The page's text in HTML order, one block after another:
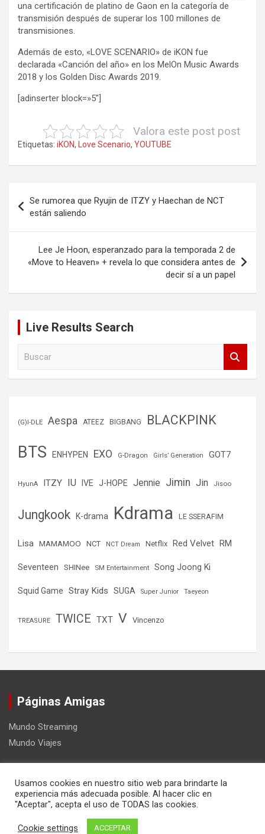
una certificación de platino de Gaon en la categoría de
transmisión después de superar los 100 millones de
transmisiones.
Además de esto, «LOVE SCENARIO» de iKON fue
declarada «Canción del año» en los MelOn Music Awards
2018 y los Golden Disc Awards 2019.
[adinserter block=»5″]
Valora este post post
Etiquetas: iKON, Love Scenario, YOUTUBE
de
entradas
Se rumorea que Ryujin de ITZY y Haechan de NCT
están saliendo
Lee Je Hoon, esperanzado para la temporada 2 de
«Move to Heaven» + revela lo que considera antes de
decir sí a un papel
Live Results Search
(G)I-DLE Aespa ATEEZ BIGBANG BLACKPINK
BTS ENHYPEN EXO G-Dragon Girls’ Generation GOT7
HyunA ITZY IU IVE J-HOPE Jennie Jimin Jin Jisoo
Jungkook K-drama Kdrama LE SSERAFIM
Lisa MAMAMOO NCT NCT Dream Netflix Red Velvet RM
Seventeen SHINee SM Entertainment Song Joong Ki
Squid Game Stray Kids SUGA Super Junior Taeyeon
TREASURE TWICE TXT V Vincenzo
Páginas Amigas
Mundo Streaming
Mundo Viajes
Mundo Kpop
Usamos cookies en nuestro sitio web para brindarte la
experiencia más adecuada posible. Al hacer clic en
"Aceptar", acepta el uso de TODAS las cookies.
Cookie settings ACCEPTAR